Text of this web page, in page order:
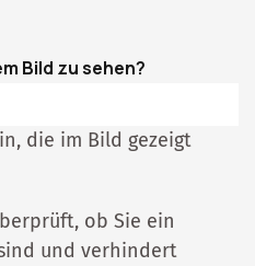
Bild zu sehen?
die im Bild gezeigt
ob Sie ein
und verhindert